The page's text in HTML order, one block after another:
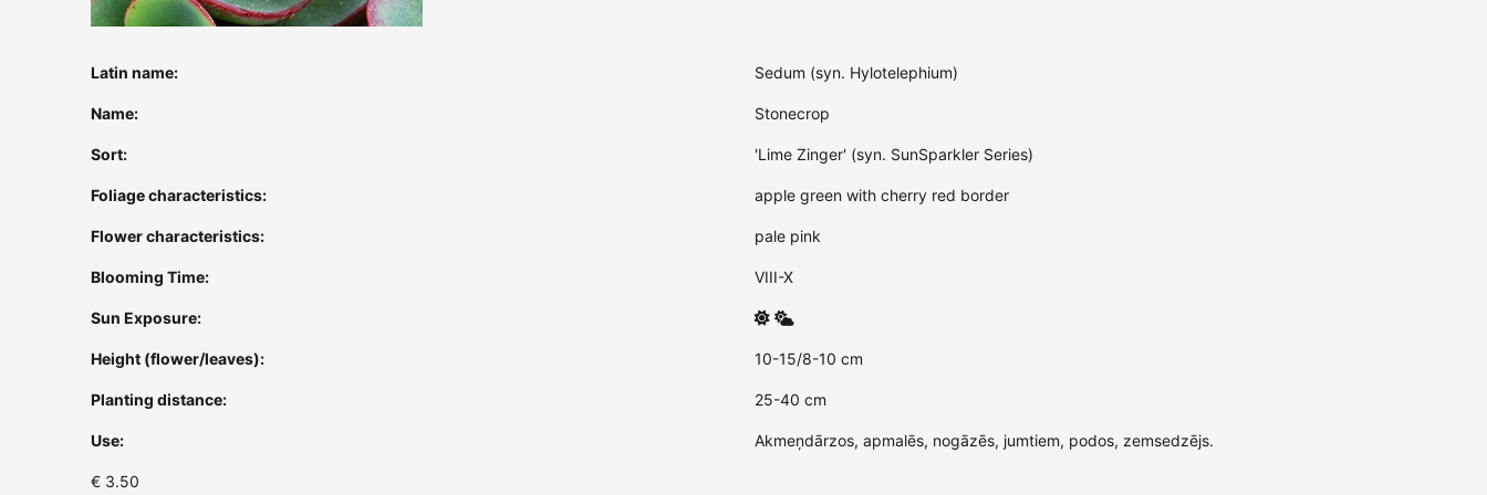
Latin name: Sedum (syn. Hylotelephium)
Name: Stonecrop
Sort: 'Lime Zinger' (syn. SunSparkler Series)
Foliage characteristics: apple green with cherry red border
Flower characteristics: pale pink
Blooming Time: VIII-X
Sun Exposure:
Height (flower/leaves): 10-15/8-10 cm
Planting distance: 25-40 cm
Use: Akmeņdārzos, apmalēs, nogāzēs, jumtiem, podos, zemsedzējs.
€ 3.50